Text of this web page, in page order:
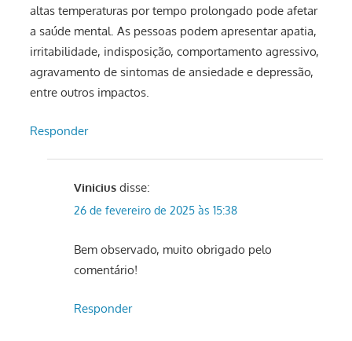
altas temperaturas por tempo prolongado pode afetar
a saúde mental. As pessoas podem apresentar apatia,
irritabilidade, indisposição, comportamento agressivo,
agravamento de sintomas de ansiedade e depressão,
entre outros impactos.
Responder
Vinicius disse:
26 de fevereiro de 2025 às 15:38
Bem observado, muito obrigado pelo
comentário!
Responder